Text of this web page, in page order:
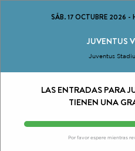
SÁB. 17 OCTUBRE 2026 -
JUVENTUS
Juventus
LAS ENTRADAS PARA
TIENEN UNA
Por favor espere mientras